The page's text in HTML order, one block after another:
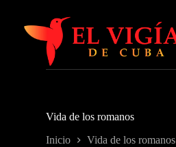
contenido
Vida de los romanos
Inicio Vida de los romanos